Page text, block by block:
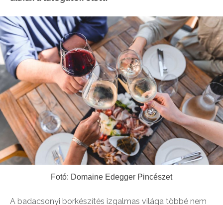
Fotó: Domaine Edegger Pincészet
A badacsonyi borkészítés izgalmas világa többé nem